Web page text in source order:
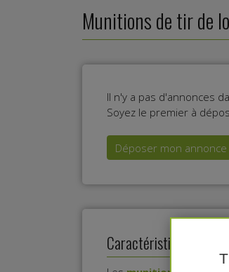
Munitions de tir de
Il n'y a pas d'annonces
Soyez le premier à
Déposer mon annonce
Caractéristiques des